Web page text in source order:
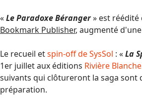
«Le Paradoxe Béranger» est réédité
Bookmark Publisher, augmenté
Le recueil etspin-off de SysSol : «La
1er juillet aux éditions Rivière Blanche
suivants qui clôtureront la saga sont
préparation.